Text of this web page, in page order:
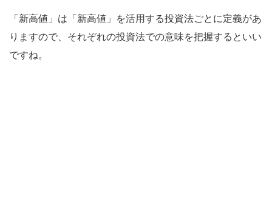
「新高値」は「新高値」を活用する投資法ごとに定義があ
りますので、それぞれの投資法での意味を把握するといい
ですね。